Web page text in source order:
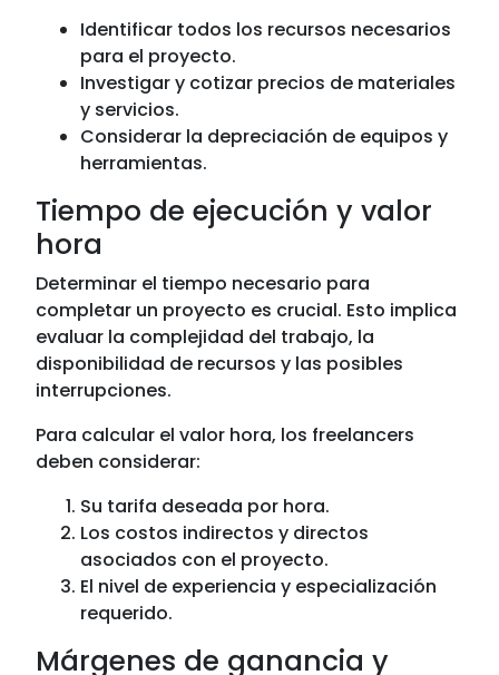
Identificar todos los recursos necesarios
para el proyecto.
Investigar y cotizar precios de materiales
y servicios.
Considerar la depreciación de equipos y
herramientas.
Tiempo de ejecución y valor
hora
Determinar el tiempo necesario para
completar un proyecto es crucial. Esto implica
evaluar la complejidad del trabajo, la
disponibilidad de recursos y las posibles
interrupciones.
Para calcular el valor hora, los freelancers
deben considerar:
Su tarifa deseada por hora.
Los costos indirectos y directos
asociados con el proyecto.
El nivel de experiencia y especialización
requerido.
Márgenes de ganancia y